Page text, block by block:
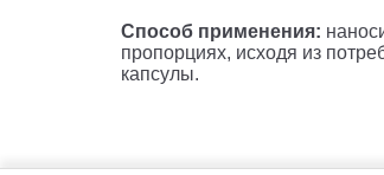
Способ применения:
пропорциях, исходя из
капсулы.